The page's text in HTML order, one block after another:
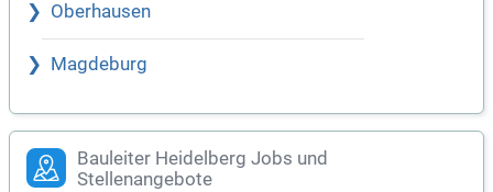
Oberhausen
Magdeburg
Bauleiter Heidelberg Jobs und
Stellenangebote